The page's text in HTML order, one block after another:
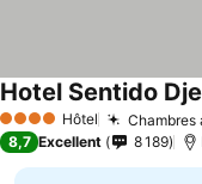
4 Étoiles Hôtel Chambres
Hotel Sentido
8,7 Excellent 8 189